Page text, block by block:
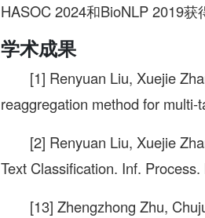
HASOC 2024和BioNLP 2019获
学术成果
[1] Renyuan Liu, Xuejie
reaggregation method for
[2] Renyuan Liu, Xuejie
Text Classification. Inf.
[13] Zhengzhong Zhu,